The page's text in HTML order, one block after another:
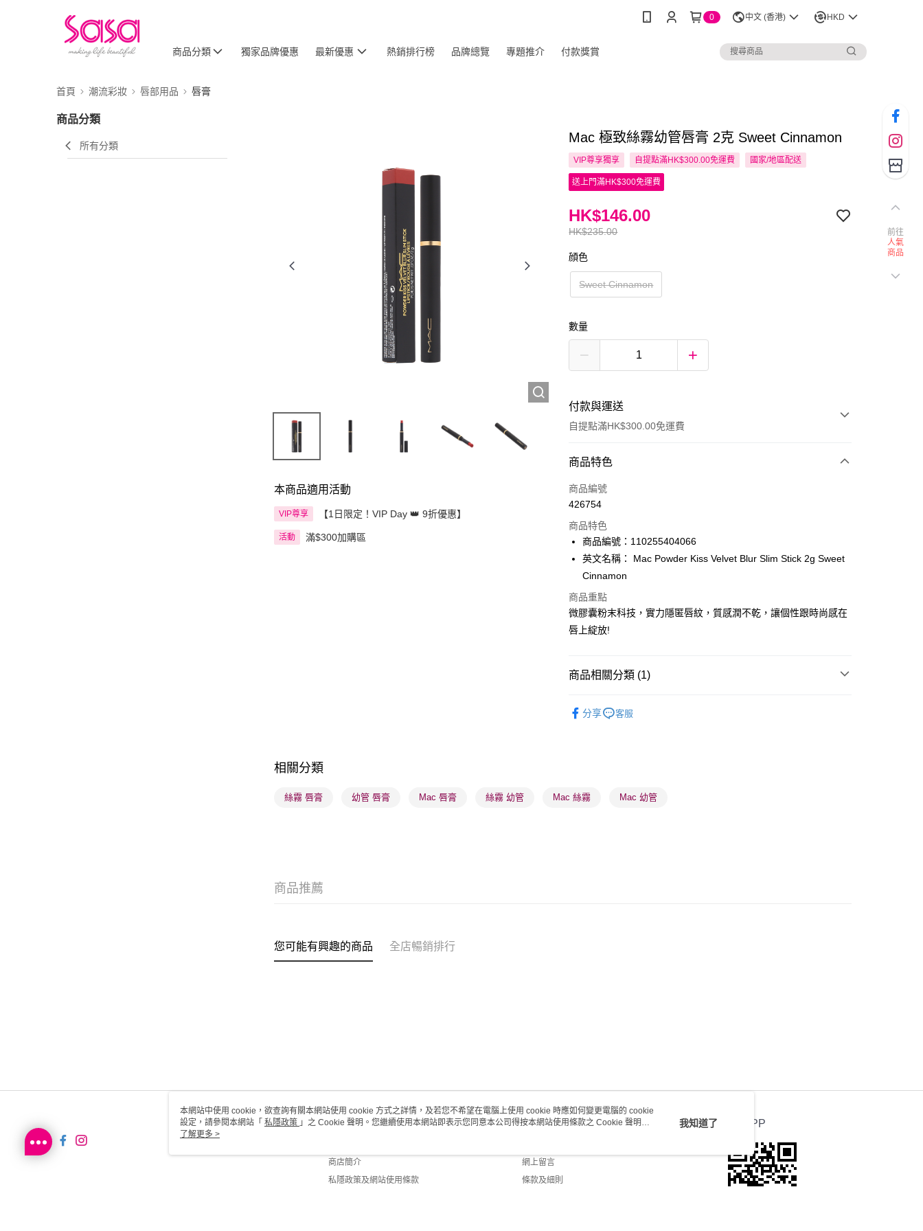
0 中文 (香港) HKD
商品分類 獨家品牌優惠 最新優惠 熱銷排行榜 品牌總覽 專題推介 付款獎賞
首頁 潮流彩妝 唇部用品 唇膏
商品分類
所有分類
本商品適用活動
VIP尊享 【1日限定！VIP Day 👑 9折優惠】
活動 滿$300加購區
Mac 極致絲霧幼管唇膏 2克 Sweet Cinnamon
VIP尊享獨享 自提點滿HK$300.00免運費 國家/地區配送
送上門滿HK$300免運費
HK$235.00
HK$146.00
顔色
Sweet Cinnamon
數量
付款與運送
自提點滿HK$300.00免運費
付款方式
信用卡
AlipayHK
PayMe
BoC Pay
順豐自助櫃 - 確認發貨後1-3個工作天送達
商品特色
商品編號
426754
商品特色
商品編號：110255404066
英文名稱： Mac Powder Kiss Velvet Blur Slim Stick 2g Sweet
Cinnamon
商品重點
微膠囊粉末科技，實力隱匿唇紋，質感潤不乾，讓個性跟時尚感在
唇上綻放!
商品相關分類 (1)
分享
客服
相關分類
絲霧 唇膏 幼管 唇膏 Mac 唇膏 絲霧 幼管 Mac 絲霧 Mac 幼管
商品推薦
您可能有興趣的商品 全店暢銷排行
關於我們
商店簡介
私隱政策及網站使用條款
客戶服務
網上留言
條款及細則
官方APP
前往
人氣
商品
本網站中使用 cookie，欲查詢有關本網站使用 cookie 方式之詳情，及若您不希望在電腦上使用 cookie 時應如何變更電腦的 cookie
設定，請參閱本網站「 私隱政策 」之 Cookie 聲明。您繼續使用本網站即表示您同意本公司得按本網站使用條款之 Cookie 聲明使
用 cookie。
了解更多 >
我知道了